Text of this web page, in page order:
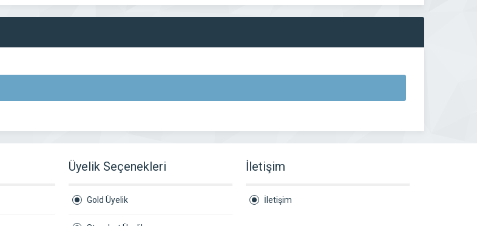
Üyelik Seçenekleri
Gold Üyelik
İletişim
İletişim